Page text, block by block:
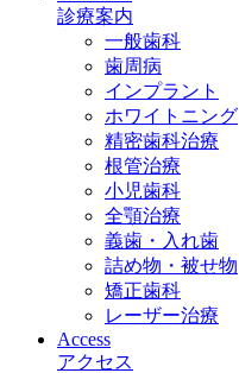
診療案内
一般歯科
歯周病
インプラント
ホワイトニング
精密歯科治療
根管治療
小児歯科
全顎治療
義歯・入れ歯
詰め物・被せ物
矯正歯科
レーザー治療
Access
アクセス